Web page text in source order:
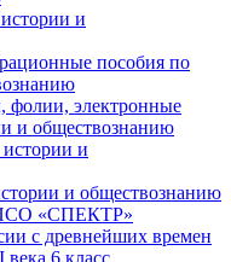
и
пособия по
фолии, электронные
и обществознанию
и
и обществознанию
«СПЕКТР»
с древнейших времен